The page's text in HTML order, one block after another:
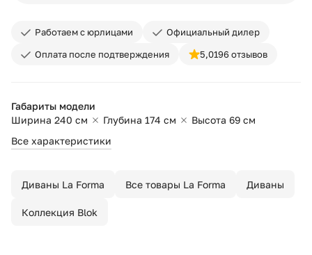
Работаем с юрлицами
Официальный дилер
Оплата после подтверждения
5,0196 отзывов
Габариты модели
Ширина 240 см
Глубина 174 см
Высота 69 см
Все характеристики
Диваны La Forma Все товары La Forma Диваны
Коллекция Blok